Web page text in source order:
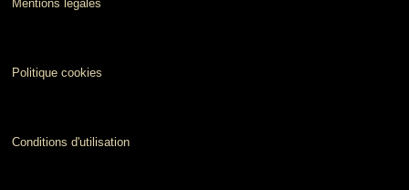
Mentions légales
Politique cookies
Conditions d'utilisation